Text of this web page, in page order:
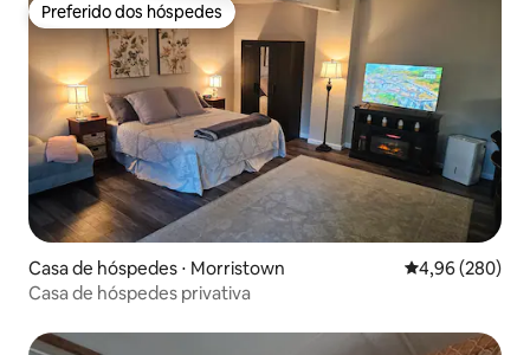
Preferido dos hóspedes
Preferido dos hóspedes
Casa de hóspedes ⋅ Morristown 4,96 de uma
4,96 (280)
Casa de hóspedes privativa